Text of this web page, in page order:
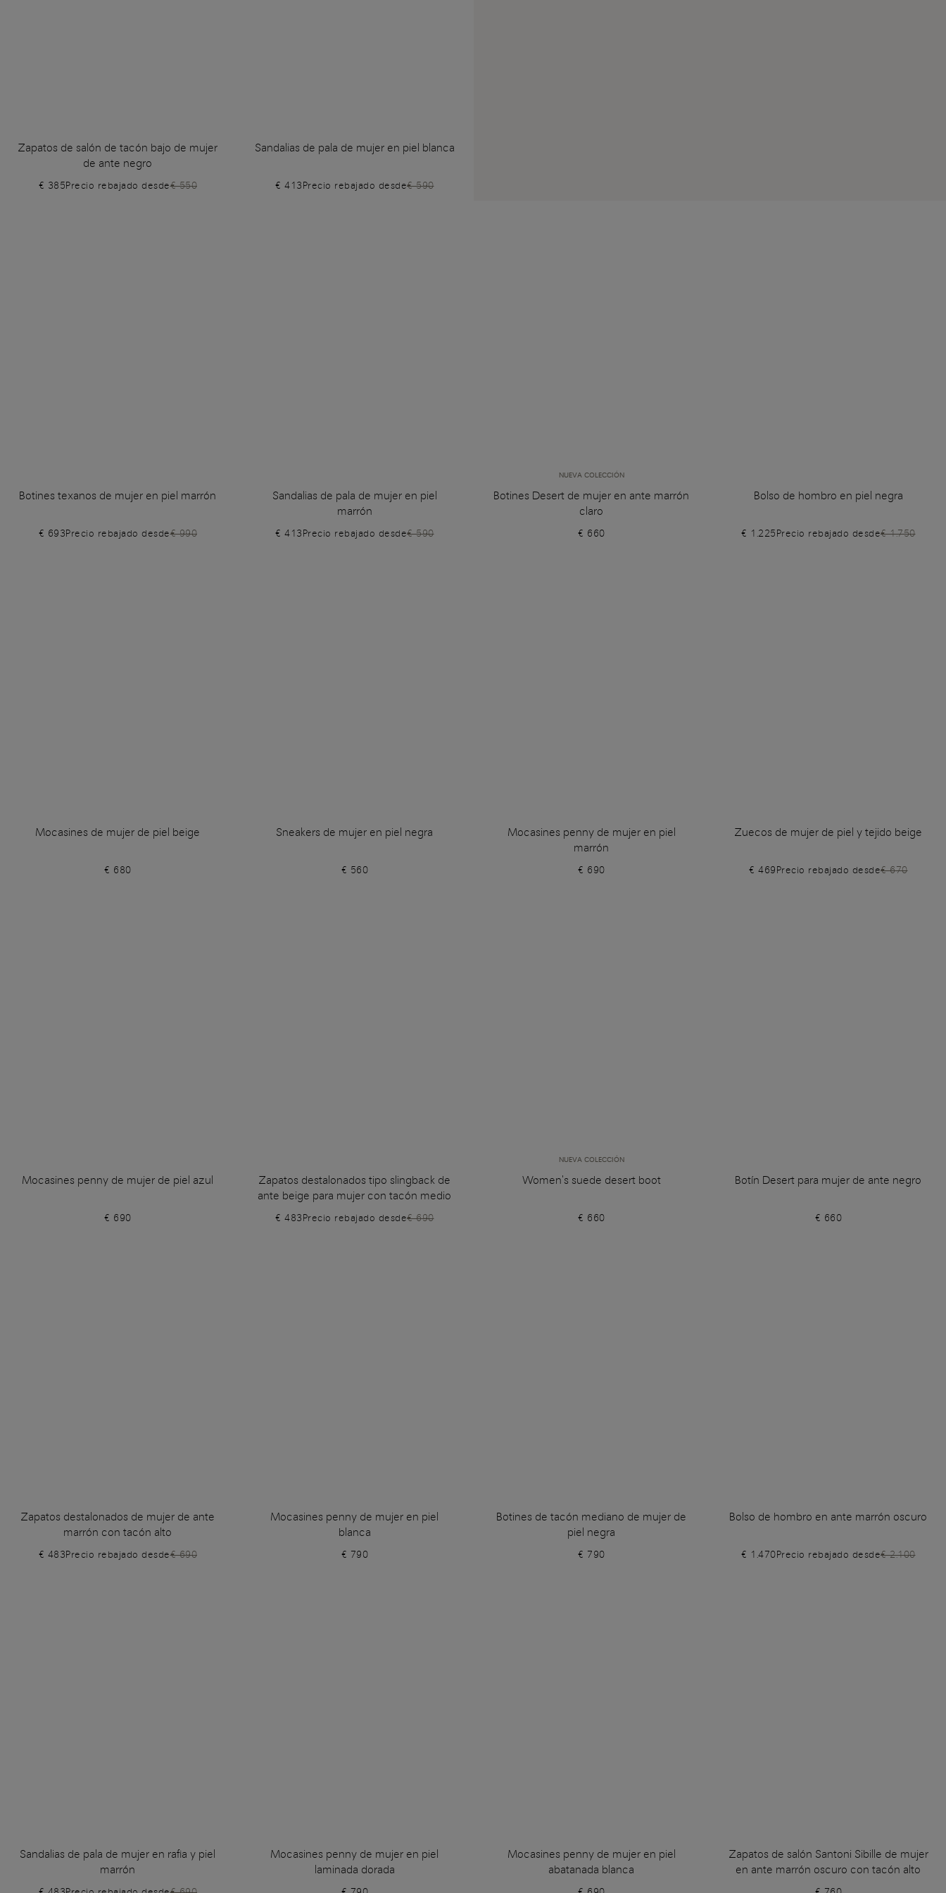
Zapatos de salón de tacón bajo de mujer
de ante negro
€ 385Precio rebajado desde€ 550
Sandalias de pala de mujer en piel blanca
€ 413Precio rebajado desde€ 590
Botines texanos de mujer en piel marrón
€ 693Precio rebajado desde€ 990
Sandalias de pala de mujer en piel
marrón
€ 413Precio rebajado desde€ 590
NUEVA COLECCIÓN
Botines Desert de mujer en ante marrón
claro
€ 660
Bolso de hombro en piel negra
€ 1.225Precio rebajado desde€ 1.750
Mocasines de mujer de piel beige
€ 680
Sneakers de mujer en piel negra
€ 560
Mocasines penny de mujer en piel
marrón
€ 690
Zuecos de mujer de piel y tejido beige
€ 469Precio rebajado desde€ 670
Mocasines penny de mujer de piel azul
€ 690
Zapatos destalonados tipo slingback de
ante beige para mujer con tacón medio
€ 483Precio rebajado desde€ 690
NUEVA COLECCIÓN
Women's suede desert boot
€ 660
Botín Desert para mujer de ante negro
€ 660
Zapatos destalonados de mujer de ante
marrón con tacón alto
€ 483Precio rebajado desde€ 690
Mocasines penny de mujer en piel
blanca
€ 790
Botines de tacón mediano de mujer de
piel negra
€ 790
Bolso de hombro en ante marrón oscuro
€ 1.470Precio rebajado desde€ 2.100
Sandalias de pala de mujer en rafia y piel
marrón
Mocasines penny de mujer en piel
laminada dorada
Mocasines penny de mujer en piel
abatanada blanca
Zapatos de salón Santoni Sibille de mujer
en ante marrón oscuro con tacón alto